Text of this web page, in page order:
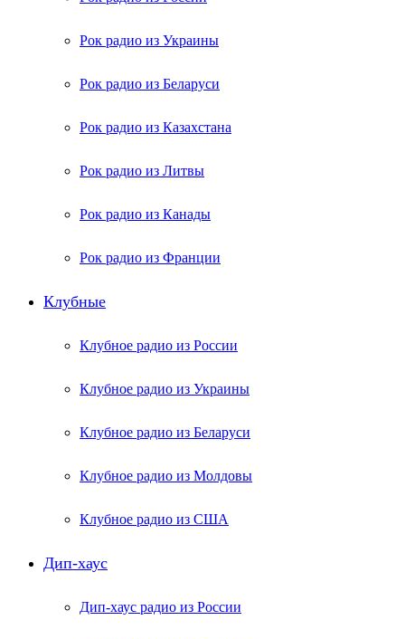
Рок радио из Украины
Рок радио из Беларуси
Рок радио из Казахстана
Рок радио из Литвы
Рок радио из Канады
Рок радио из Франции
Клубные
Клубное радио из России
Клубное радио из Украины
Клубное радио из Беларуси
Клубное радио из Молдовы
Клубное радио из США
Дип-хаус
Дип-хаус радио из России